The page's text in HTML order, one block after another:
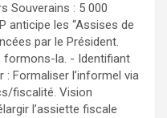
Souverains : 5 000
anticipe les “Assises de
par le Président.
formons-la. - Identifiant
: Formaliser l’informel via
fiscalité. Vision
l’assiette fiscale